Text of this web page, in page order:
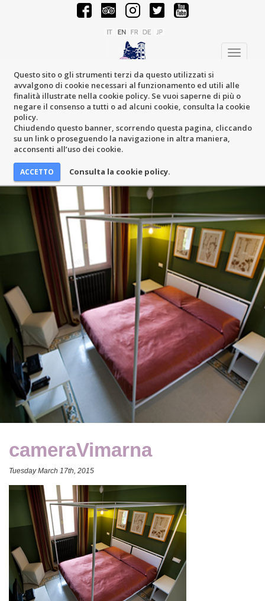
Questo sito o gli strumenti terzi da questo utilizzati si
avvalgono di cookie necessari al funzionamento ed utili alle
finalità illustrate nella cookie policy. Se vuoi saperne di più o
negare il consenso a tutti o ad alcuni cookie, consulta la cookie
policy.
Chiudendo questo banner, scorrendo questa pagina, cliccando
su un link o proseguendo la navigazione in altra maniera,
acconsenti all’uso dei cookie.
Consulta la cookie policy.
Toggle
cameraVimarna
Tuesday March 17th, 2015